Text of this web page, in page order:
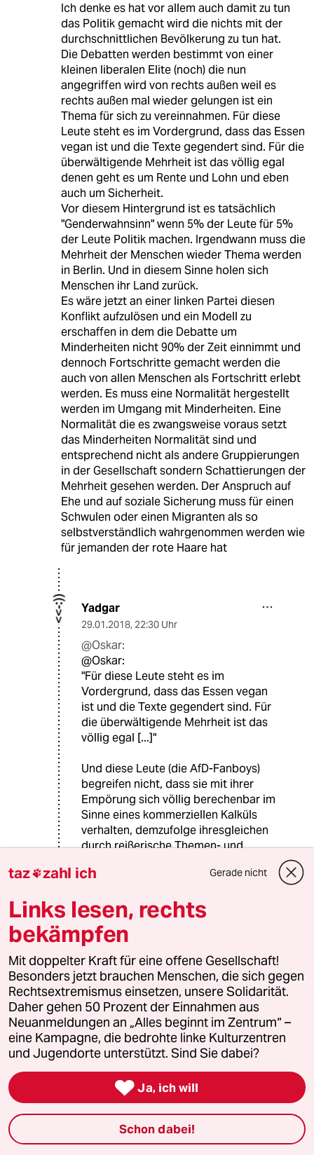
Ich denke es hat vor allem auch damit zu tun
das Politik gemacht wird die nichts mit der
durchschnittlichen Bevölkerung zu tun hat.
Die Debatten werden bestimmt von einer
kleinen liberalen Elite (noch) die nun
angegriffen wird von rechts außen weil es
rechts außen mal wieder gelungen ist ein
Thema für sich zu vereinnahmen. Für diese
Leute steht es im Vordergrund, dass das Essen
vegan ist und die Texte gegendert sind. Für die
überwältigende Mehrheit ist das völlig egal
denen geht es um Rente und Lohn und eben
auch um Sicherheit.
Vor diesem Hintergrund ist es tatsächlich
"Genderwahnsinn" wenn 5% der Leute für 5%
der Leute Politik machen. Irgendwann muss die
Mehrheit der Menschen wieder Thema werden
in Berlin. Und in diesem Sinne holen sich
Menschen ihr Land zurück.
Es wäre jetzt an einer linken Partei diesen
Konflikt aufzulösen und ein Modell zu
erschaffen in dem die Debatte um
Minderheiten nicht 90% der Zeit einnimmt und
dennoch Fortschritte gemacht werden die
auch von allen Menschen als Fortschritt erlebt
werden. Es muss eine Normalität hergestellt
werden im Umgang mit Minderheiten. Eine
Normalität die es zwangsweise voraus setzt
das Minderheiten Normalität sind und
entsprechend nicht als andere Gruppierungen
in der Gesellschaft sondern Schattierungen der
Mehrheit gesehen werden. Der Anspruch auf
Ehe und auf soziale Sicherung muss für einen
Schwulen oder einen Migranten als so
selbstverständlich wahrgenommen werden wie
für jemanden der rote Haare hat
Yadgar
29.01.2018, 22:30 Uhr
@Oskar:
@Oskar:
"Für diese Leute steht es im
Vordergrund, dass das Essen vegan
ist und die Texte gegendert sind. Für
die überwältigende Mehrheit ist das
völlig egal [...]"
Und diese Leute (die AfD-Fanboys)
begreifen nicht, dass sie mit ihrer
Empörung sich völlig berechenbar im
Sinne eines kommerziellen Kalküls
verhalten, demzufolge ihresgleichen
durch reißerische Themen- und
Leser angefüttert werden soll - AfD-
viele, viele Klicks und folglich hohe
Werbeeinnahmen! Um nichts anderes
geht es! Außerhalb der
Onlineausgaben von
Zeittazspiegelfazweltssüddeutscher
findet Vegan-Hype nur ab und zu und
Genderfirlefanz überhaupt nicht statt!
Ich kann mich nicht erinnern, draußen
im "Großen Blauen Zimmer" (zur Zeit
eher Großes Graues Zimmer) jemals
Unisex-Toiletten oder
hypergegenderte Formulare mit 59
Geschlechtern gesehen zu haben...
Rudolf Fissner
taz zahl ich Gerade nicht
Links lesen, rechts
bekämpfen
Mit doppelter Kraft für eine offene Gesellschaft!
Besonders jetzt brauchen Menschen, die sich gegen
Rechtsextremismus einsetzen, unsere Solidarität.
Daher gehen 50 Prozent der Einnahmen aus
Neuanmeldungen an „Alles beginnt im Zentrum“ –
eine Kampagne, die bedrohte linke Kulturzentren
und Jugendorte unterstützt. Sind Sie dabei?
 Ja, ich will
Schon dabei!